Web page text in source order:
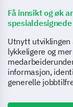
Få innsikt og øk
Utnytt utviklingen
lykkeligere og
informasjon,
generelle